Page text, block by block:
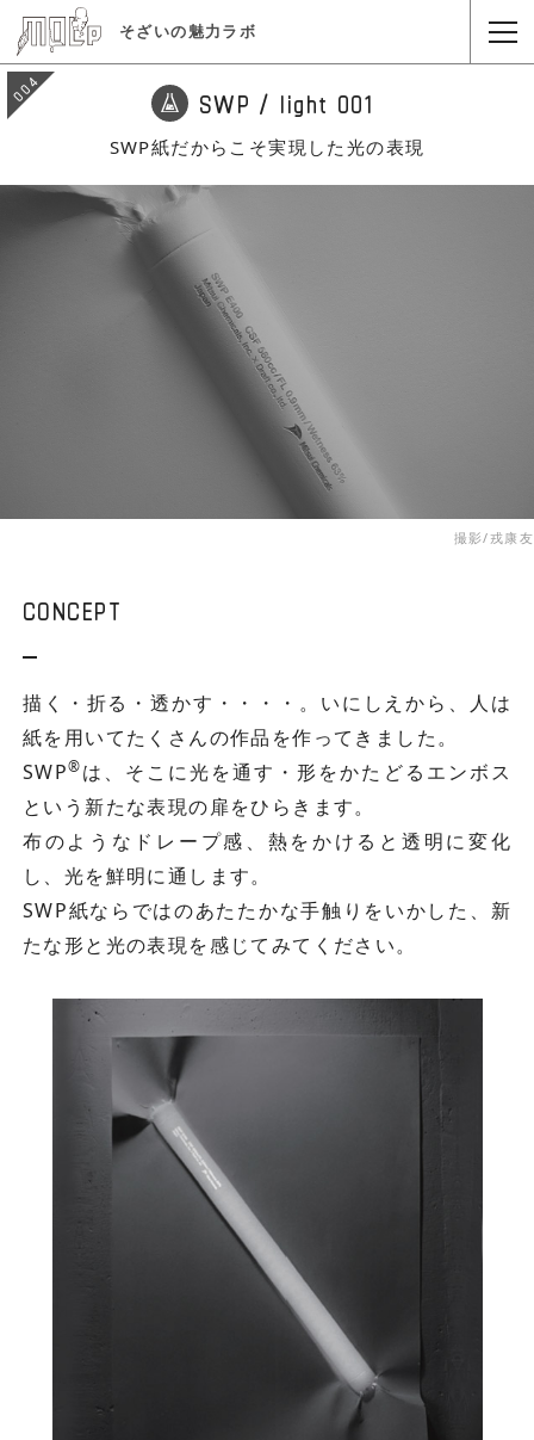
そざいの魅力ラボ
004 SWP / light 001
SWP紙だからこそ実現した光の表現
撮影/戎康友
CONCEPT
描く・折る・透かす・・・・。いにしえから、人は
紙を用いてたくさんの作品を作ってきました。
SWP®は、そこに光を通す・形をかたどるエンボス
という新たな表現の扉をひらきます。
布のようなドレープ感、熱をかけると透明に変化
し、光を鮮明に通します。
SWP紙ならではのあたたかな手触りをいかした、新
たな形と光の表現を感じてみてください。